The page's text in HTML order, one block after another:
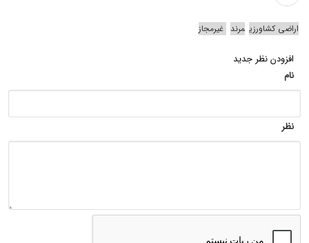
اراضی کشاورزی مرند غیرمجاز
افزودن نظر جدید
نام
نظر